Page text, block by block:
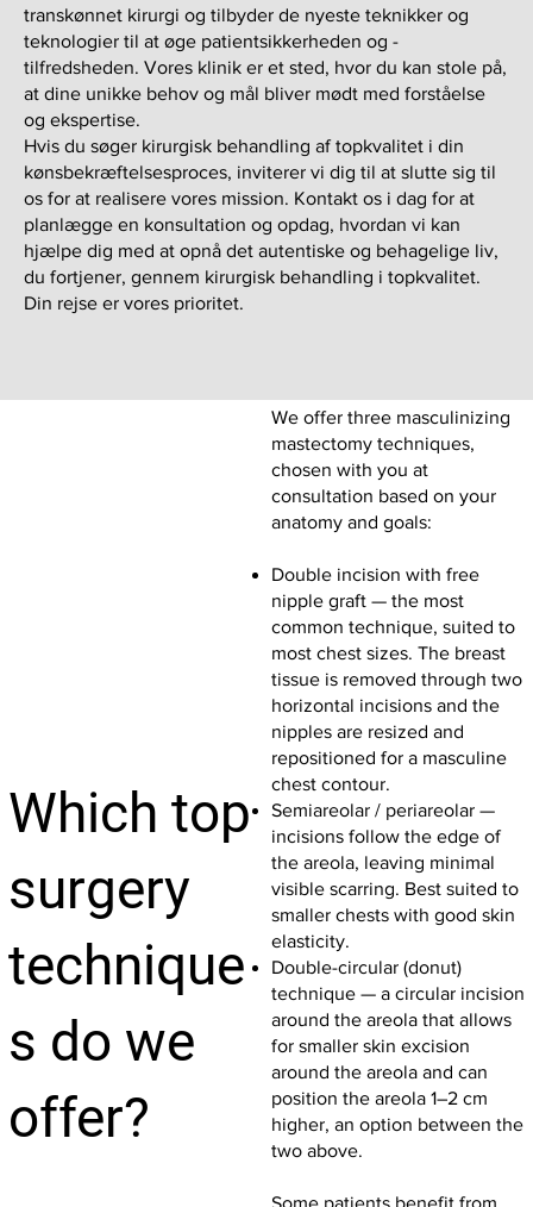
transkønnet kirurgi og tilbyder de nyeste teknikker og
teknologier til at øge patientsikkerheden og -
tilfredsheden. Vores klinik er et sted, hvor du kan stole på,
at dine unikke behov og mål bliver mødt med forståelse
og ekspertise.
Hvis du søger kirurgisk behandling af topkvalitet i din
kønsbekræftelsesproces, inviterer vi dig til at slutte sig til
os for at realisere vores mission. Kontakt os i dag for at
planlægge en konsultation og opdag, hvordan vi kan
hjælpe dig med at opnå det autentiske og behagelige liv,
du fortjener, gennem kirurgisk behandling i topkvalitet.
Din rejse er vores prioritet.
Which top
surgery
technique
s do we
offer?
We offer three masculinizing
mastectomy techniques,
chosen with you at
consultation based on your
anatomy and goals:
Double incision with free
nipple graft — the most
common technique, suited to
most chest sizes. The breast
tissue is removed through two
horizontal incisions and the
nipples are resized and
repositioned for a masculine
chest contour.
Semiareolar / periareolar —
incisions follow the edge of
the areola, leaving minimal
visible scarring. Best suited to
smaller chests with good skin
elasticity.
Double-circular (donut)
technique — a circular incision
around the areola that allows
for smaller skin excision
around the areola and can
position the areola 1–2 cm
higher, an option between the
two above.
Some patients benefit from